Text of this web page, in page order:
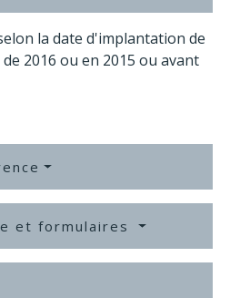
la date d'implantation de
2016 ou en 2015 ou avant
et formulaires